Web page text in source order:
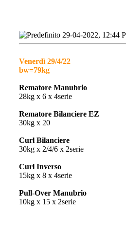
29-04-2022, 12:44
Venerdì 29/4/22
bw=79kg
Rematore Manubrio
28kg x 6 x 4serie
Rematore Bilanciere EZ
30kg x 20
Curl Bilanciere
30kg x 2/4/6 x 2serie
Curl Inverso
15kg x 8 x 4serie
Pull-Over Manubrio
10kg x 15 x 2serie